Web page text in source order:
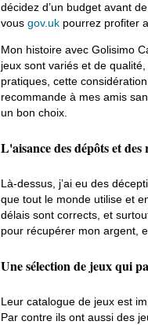
décidez d’un budget avant
vous gov.uk pourrez profiter
Mon histoire avec Golisimo
jeux sont variés et de
pratiques, cette
recommande à mes amis
un bon choix.
L'aisance des dépôts et
Là-dessus, j’ai eu des
que tout le monde utilise et
délais sont corrects, et
pour récupérer mon argent,
Une sélection de jeux qui
Leur catalogue de jeux est
Par contre ils ont aussi des